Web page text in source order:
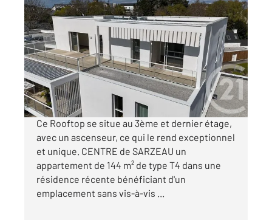
SARZEAU 56
143,45 m2, 4 pièces
Ref : 13251
Appartement F4 à vendre
850 500 €
Visiter le site dédié
Ce Rooftop se situe au 3ème et dernier étage,
avec un ascenseur, ce qui le rend exceptionnel
et unique. CENTRE de SARZEAU un
appartement de 144 m² de type T4 dans une
résidence récente bénéficiant d'un
emplacement sans vis-à-vis ...